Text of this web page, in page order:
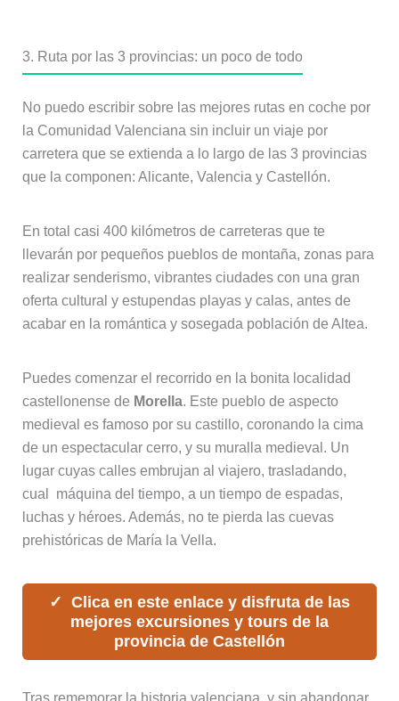
3. Ruta por las 3 provincias: un poco de todo
No puedo escribir sobre las mejores rutas en coche por
la Comunidad Valenciana sin incluir un viaje por
carretera que se extienda a lo largo de las 3 provincias
que la componen: Alicante, Valencia y Castellón.
En total casi 400 kilómetros de carreteras que te
llevarán por pequeños pueblos de montaña, zonas para
realizar senderismo, vibrantes ciudades con una gran
oferta cultural y estupendas playas y calas, antes de
acabar en la romántica y sosegada población de Altea.
Puedes comenzar el recorrido en la bonita localidad
castellonense de Morella. Este pueblo de aspecto
medieval es famoso por su castillo, coronando la cima
de un espectacular cerro, y su muralla medieval. Un
lugar cuyas calles embrujan al viajero, trasladando,
cual máquina del tiempo, a un tiempo de espadas,
luchas y héroes. Además, no te pierda las cuevas
prehistóricas de María la Vella.
Clica en este enlace y disfruta de las
mejores excursiones y tours de la
provincia de Castellón
Tras rememorar la historia valenciana, y sin abandonar